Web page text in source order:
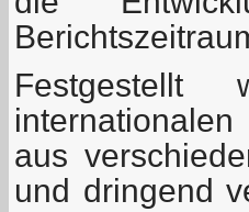
aus
und dringend